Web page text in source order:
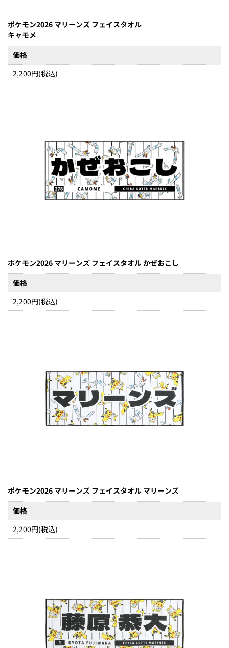
ポケモン2026 マリーンズ フェイスタオル
キャモメ
価格
2,200円(税込)
ポケモン2026 マリーンズ フェイスタオル かぜおこし
価格
2,200円(税込)
ポケモン2026 マリーンズ フェイスタオル マリーンズ
価格
2,200円(税込)